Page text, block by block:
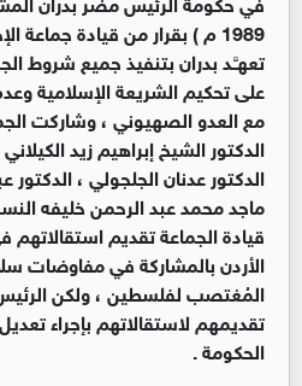
1989 م ) بقرار من قيادة
تعهـَّـد بدران بتنفيذ جميع شروط
على تحكيم الشريعة الإسلامية
مع العدو الصهيوني ، وشاركت
الدكتور الشيخ إبراهيم زيد
الدكتور عدنان الجلجولي ، الدكتور
ماجد محمد عبد الرحمن خليفه
الأردن بالمشاركة في مفاوضات
المُغتصب لفلسطين ، ولكن
تقديمهم لاستقالاتهم بإجراء
الحكومة .